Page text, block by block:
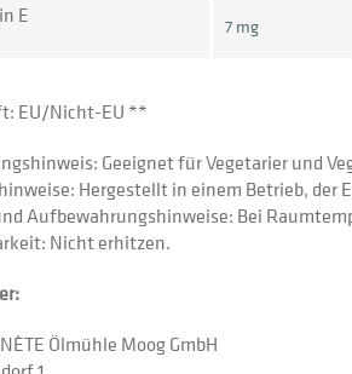
E 7 mg
EU/Nicht-EU **
Geeignet für Vegetarier und
Hergestellt in einem Betrieb, der
Aufbewahrungshinweise: Bei
Nicht erhitzen.
Ölmühle Moog GmbH